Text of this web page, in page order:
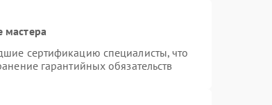
мастера
сертификацию специалисты, что
гарантийных обязательств